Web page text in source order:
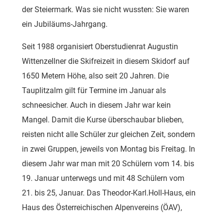
der Steiermark. Was sie nicht wussten: Sie waren
ein Jubiläums-Jahrgang.
Seit 1988 organisiert Oberstudienrat Augustin
Wittenzellner die Skifreizeit in diesem Skidorf auf
1650 Metern Höhe, also seit 20 Jahren. Die
Tauplitzalm gilt für Termine im Januar als
schneesicher. Auch in diesem Jahr war kein
Mangel. Damit die Kurse überschaubar blieben,
reisten nicht alle Schüler zur gleichen Zeit, sondern
in zwei Gruppen, jeweils von Montag bis Freitag. In
diesem Jahr war man mit 20 Schülern vom 14. bis
19. Januar unterwegs und mit 48 Schülern vom
21. bis 25, Januar. Das Theodor-Karl.Holl-Haus, ein
Haus des Österreichischen Alpenvereins (ÖAV),